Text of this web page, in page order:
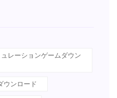
レーションゲームダウン
ウンロード